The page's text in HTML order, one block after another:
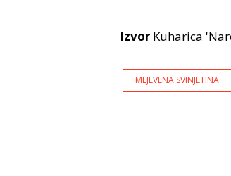
Izvor Kuharica
MLJEVENA SVINJETINA